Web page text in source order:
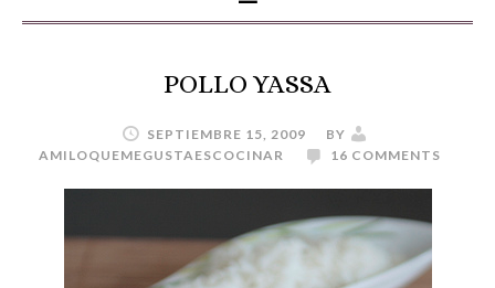
POLLO YASSA
SEPTIEMBRE 15, 2009
BY
AMILOQUEMEGUSTAESCOCINAR
16 COMMENTS